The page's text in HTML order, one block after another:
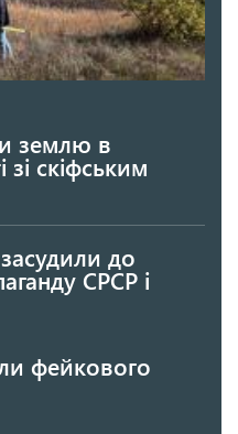
землю в
зі скіфським
до
СРСР і
фейкового